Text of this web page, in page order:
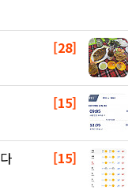
[28]
[15]
[15]